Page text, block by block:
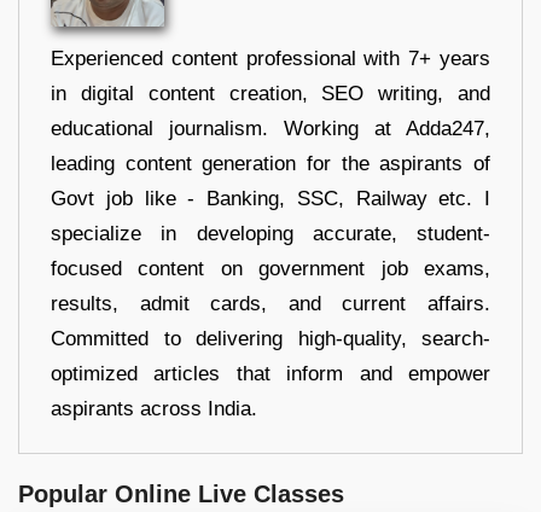
Experienced content professional with 7+ years
in digital content creation, SEO writing, and
educational journalism. Working at Adda247,
leading content generation for the aspirants of
Govt job like - Banking, SSC, Railway etc. I
specialize in developing accurate, student-
focused content on government job exams,
results, admit cards, and current affairs.
Committed to delivering high-quality, search-
optimized articles that inform and empower
aspirants across India.
Popular Online Live Classes